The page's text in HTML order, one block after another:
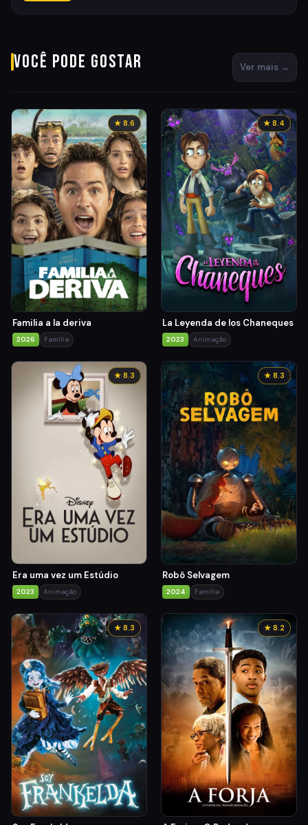
Você pode gostar Ver mais →
★ 8.6
Familia a la deriva
2026 Família
★ 8.4
La Leyenda de los Chaneques
2023 Animação
★ 8.3
Era uma vez um Estúdio
2023 Animação
★ 8.3
Robô Selvagem
2024 Família
★ 8.3 ★ 8.2